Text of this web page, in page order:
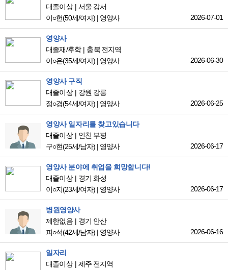
대졸이상
서울 강서
이○헌(50세/여자) | 영양사 2026-07-01
영양사
대졸재/후학
충북 전지역
이○은(35세/여자) | 영양사 2026-06-30
영양사 구직
대졸이상
강원 강릉
정○경(54세/여자) | 영양사 2026-06-25
영양사 일자리를 찾고있습니다
대졸이상
인천 부평
구○현(25세/남자) | 영양사 2026-06-17
영양사 분야에 취업을 희망합니다!
대졸이상
경기 화성
이○지(23세/여자) | 영양사 2026-06-17
병원영양사
제한없음
경기 안산
피○석(42세/남자) | 영양사 2026-06-16
일자리
대졸이상
제주 전지역